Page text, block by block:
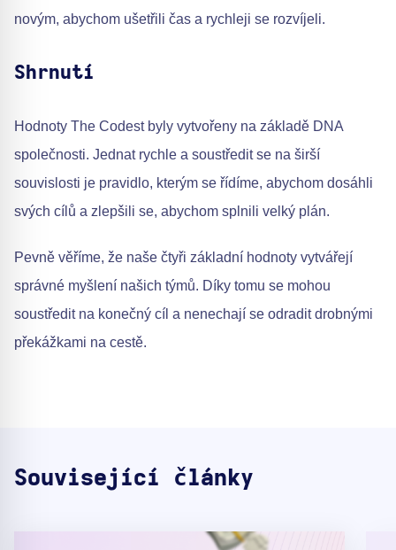
novým, abychom ušetřili čas a rychleji se rozvíjeli.
Shrnutí
Hodnoty The Codest byly vytvořeny na základě DNA
společnosti. Jednat rychle a soustředit se na širší
souvislosti je pravidlo, kterým se řídíme, abychom dosáhli
svých cílů a zlepšili se, abychom splnili velký plán.
Pevně věříme, že naše čtyři základní hodnoty vytvářejí
správné myšlení našich týmů. Díky tomu se mohou
soustředit na konečný cíl a nenechají se odradit drobnými
překážkami na cestě.
Související články